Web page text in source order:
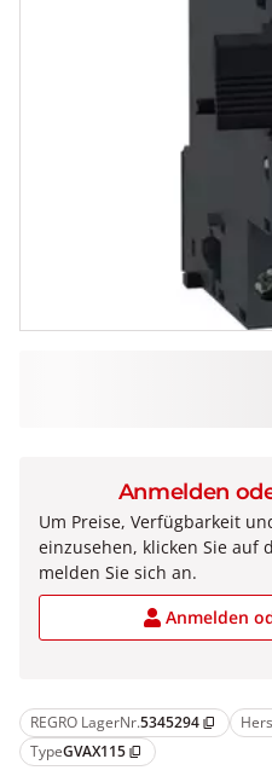
REGRO LagerNr.5345294 content_copy
TypeGVAX115 content_copy
Anmelden
Um Preise, Verfügbarkeit
einzusehen, klicken Sie auf
melden Sie sich an.
Anmelden